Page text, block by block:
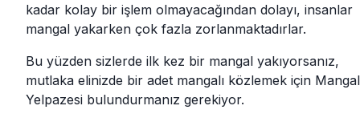
kadar kolay bir işlem olmayacağından dolayı, insanlar
mangal yakarken çok fazla zorlanmaktadırlar.
Bu yüzden sizlerde ilk kez bir mangal yakıyorsanız,
mutlaka elinizde bir adet mangalı közlemek için Mangal
Yelpazesi bulundurmanız gerekiyor.